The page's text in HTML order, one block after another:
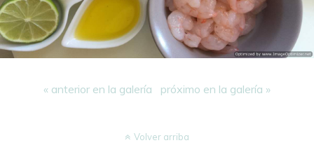
« anterior en la galería próximo en la galería »
Volver arriba